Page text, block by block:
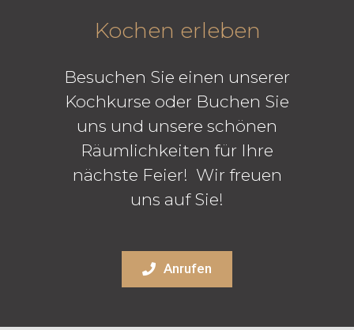
Kochen erleben
Besuchen Sie einen unserer
Kochkurse oder Buchen Sie
uns und unsere schönen
Räumlichkeiten für Ihre
nächste Feier! Wir freuen
uns auf Sie!
Anrufen